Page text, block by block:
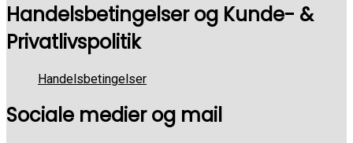
Handelsbetingelser og Kunde- &
Privatlivspolitik
Handelsbetingelser
Sociale medier og mail